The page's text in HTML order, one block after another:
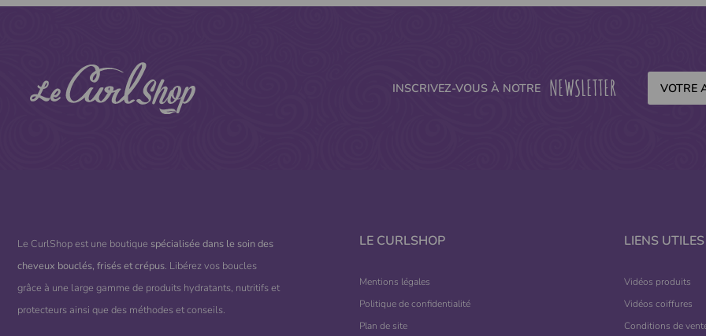
INSCRIVEZ-VOUS À NOTRE NEWSLETTER
Le CurlShop est une boutique spécialisée dans le soin des
cheveux bouclés, frisés et crépus. Libérez vos boucles
grâce à une large gamme de produits hydratants, nutritifs et
protecteurs ainsi que des méthodes et conseils.
LE CURLSHOP
Mentions légales
Politique de confidentialité
Plan de site
LIENS UTILES
Vidéos produits
Vidéos coiffures
Conditions de